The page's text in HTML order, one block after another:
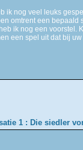
ik nog veel leuks
omtrent een bepaald
ik nog een voorstel.
een spel uit dat bij
1 : Die siedler